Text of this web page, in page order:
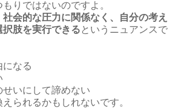
りではないのですよ。
会的な圧力に関係なく、自分の考え
肢を実行できる というニュアンスで
になる
せいにして諦めない
られるかもしれないです。